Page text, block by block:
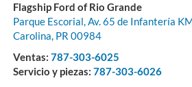
Flagship Ford of Rio Grande
Parque Escorial, Av. 65 de Infantería
Carolina, PR 00984
Ventas: 787-303-6025
Servicio y piezas: 787-303-6026